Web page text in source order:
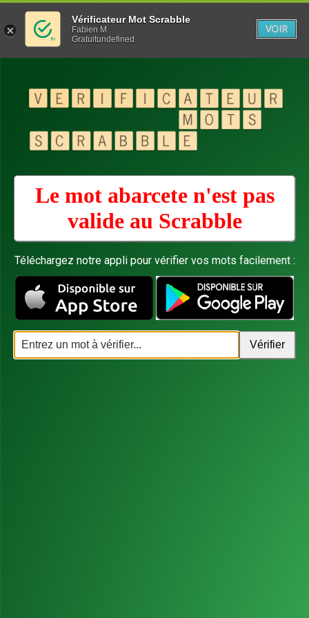
Le mot abarcete n'est pas
valide au Scrabble
Téléchargez notre appli pour vérifier vos mots facilement :
Vérificateur Mot Scrabble
Fabien M
Gratuitundefined
VOIR